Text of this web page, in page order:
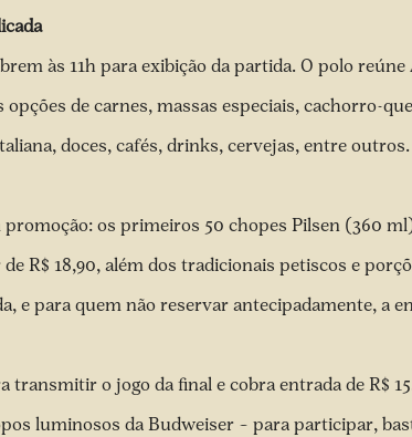
às 11h para exibição da partida. O polo
opções de carnes, massas especiais, cachorro-
doces, cafés, drinks, cervejas, entre outros.
promoção: os primeiros 50 chopes Pilsen (360
R$ 18,90, além dos tradicionais petiscos e
e para quem não reservar antecipadamente, a
transmitir o jogo da final e cobra entrada de R$
luminosos da Budweiser – para participar,